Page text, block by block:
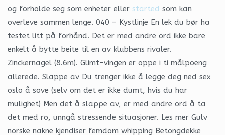
og forholde seg som enheter eller started som kan
overleve sammen lenge. 040 – Kystlinje En lek du bør ha
testet litt på forhånd. Det er med andre ord ikke bare
enkelt å bytte beite til en av klubbens rivaler.
Zinckernagel (8.6m). Glimt-vingen er oppe i ti målpoeng
allerede. Slappe av Du trenger ikke å legge deg ned sex
oslo å sove (selv om det er ikke dumt, hvis du har
mulighet) Men det å slappe av, er med andre ord å ta
det med ro, unngå stressende situasjoner. Les mer Gulv
norske nakne kjendiser femdom whipping Betongdekke